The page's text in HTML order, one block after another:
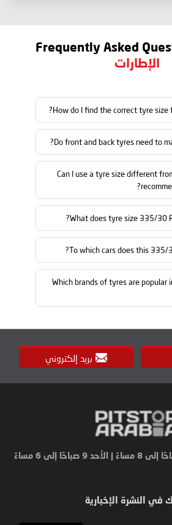
Frequently Asked
الإطارات
How do I find the correct tyre size
Do front and back tyres need to
Can I use a tyre size different
What does tyre size 335/30
To which cars does this 335/
Which brands of tyres are popular
بريد إلكتروني
في النشرة الإخبارية